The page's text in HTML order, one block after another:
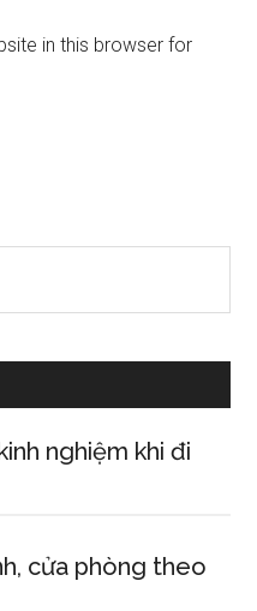
in this browser for
nghiệm khi đi
cửa phòng theo